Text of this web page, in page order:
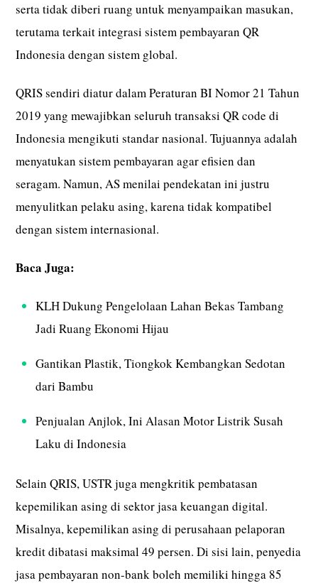
serta tidak diberi ruang untuk menyampaikan masukan,
terutama terkait integrasi sistem pembayaran QR
Indonesia dengan sistem global.
QRIS sendiri diatur dalam Peraturan BI Nomor 21 Tahun
2019 yang mewajibkan seluruh transaksi QR code di
Indonesia mengikuti standar nasional. Tujuannya adalah
menyatukan sistem pembayaran agar efisien dan
seragam. Namun, AS menilai pendekatan ini justru
menyulitkan pelaku asing, karena tidak kompatibel
dengan sistem internasional.
Baca Juga:
KLH Dukung Pengelolaan Lahan Bekas Tambang
Jadi Ruang Ekonomi Hijau
Gantikan Plastik, Tiongkok Kembangkan Sedotan
dari Bambu
Penjualan Anjlok, Ini Alasan Motor Listrik Susah
Laku di Indonesia
Selain QRIS, USTR juga mengkritik pembatasan
kepemilikan asing di sektor jasa keuangan digital.
Misalnya, kepemilikan asing di perusahaan pelaporan
kredit dibatasi maksimal 49 persen. Di sisi lain, penyedia
jasa pembayaran non-bank boleh memiliki hingga 85